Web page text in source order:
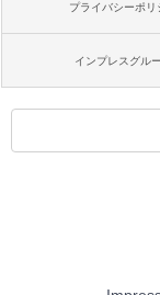
プライバシーポリ
インプレスグル